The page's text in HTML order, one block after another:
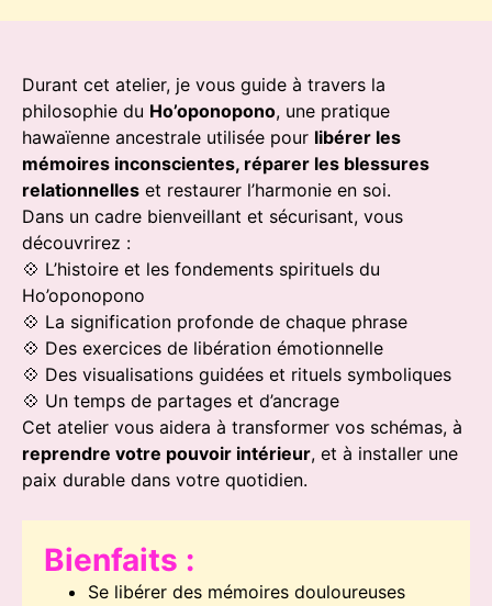
Durant cet atelier, je vous guide à travers la
philosophie du Ho’oponopono, une pratique
hawaïenne ancestrale utilisée pour libérer les
mémoires inconscientes, réparer les blessures
relationnelles et restaurer l’harmonie en soi.
Dans un cadre bienveillant et sécurisant, vous
découvrirez :
💠 L’histoire et les fondements spirituels du
Ho’oponopono
💠 La signification profonde de chaque phrase
💠 Des exercices de libération émotionnelle
💠 Des visualisations guidées et rituels symboliques
💠 Un temps de partages et d’ancrage
Cet atelier vous aidera à transformer vos schémas, à
reprendre votre pouvoir intérieur, et à installer une
paix durable dans votre quotidien.
Bienfaits :
Se libérer des mémoires douloureuses